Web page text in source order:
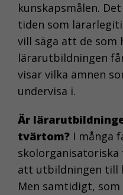
kunskapsmålen.
tiden som
vill säga att de som
lärarutbildningen
visar vilka ämnen
undervisa i.
Är
tvärtom? I många
att utbildningen till
Men samtidigt, som